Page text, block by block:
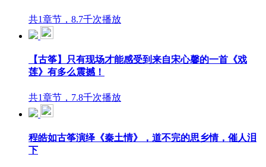
共1章节，8.7千次播放
【古筝】只有现场才能感受到来自宋心馨的一首《戏
莲》有多么震撼！
共1章节，7.8千次播放
程皓如古筝演绎《秦土情》，道不完的思乡情，催人泪
下